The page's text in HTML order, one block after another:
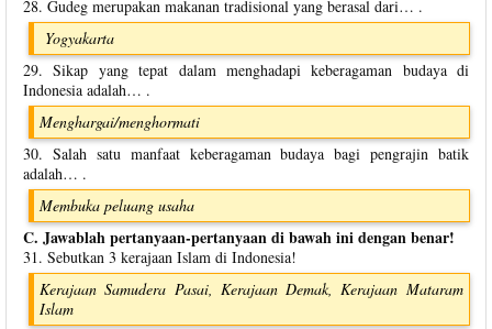
28. Gudeg merupakan makanan tradisional yang berasal dari… .
Yogyakarta
29. Sikap yang tepat dalam menghadapi keberagaman budaya di
Indonesia adalah… .
Menghargai/menghormati
30. Salah satu manfaat keberagaman budaya bagi pengrajin batik
adalah… .
Membuka peluang usaha
C. Jawablah pertanyaan-pertanyaan di bawah ini dengan benar!
31. Sebutkan 3 kerajaan Islam di Indonesia!
Kerajaan Samudera Pasai, Kerajaan Demak, Kerajaan Mataram
Islam